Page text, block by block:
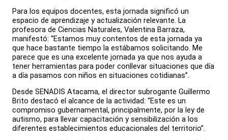
Para los equipos docentes, esta jornada significó un
espacio de aprendizaje y actualización relevante. La
profesora de Ciencias Naturales, Valentina Barraza,
manifestó: “Estamos muy contentos de esta jornada ya
que hace bastante tiempo la estábamos solicitando. Me
parece que es una excelente jornada ya que nos ayuda a
tener herramientas para poder conllevar situaciones que día
a día pasamos con niños en situaciones cotidianas”.
Desde SENADIS Atacama, el director subrogante Guillermo
Brito destacó el alcance de la actividad: “Este es un
compromiso gubernamental, principalmente, por la ley de
autismo, para llevar capacitación y sensibilización a los
diferentes establecimientos educacionales del territorio”.